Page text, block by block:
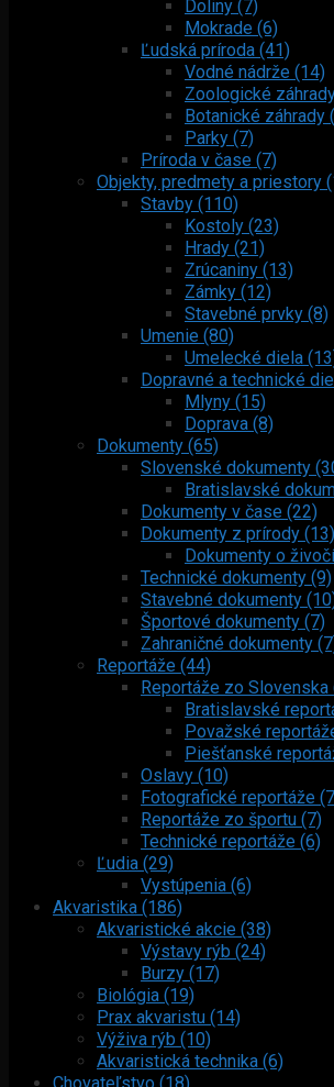
Doliny (7)
Mokrade (6)
Ľudská príroda (41)
Vodné nádrže (14)
Zoologické
Botanické záhrady
Parky (7)
Príroda v čase (7)
Objekty, predmety a priestory
Stavby (110)
Kostoly (23)
Hrady (21)
Zrúcaniny (13)
Zámky (12)
Stavebné prvky (8)
Umenie (80)
Umelecké diela
Dopravné a technické
Mlyny (15)
Doprava (8)
Dokumenty (65)
Slovenské dokumenty
Bratislavské
Dokumenty v čase (22)
Dokumenty z prírody (13)
Dokumenty o
Technické dokumenty (9)
Stavebné dokumenty
Športové dokumenty (7)
Zahraničné dokumenty
Reportáže (44)
Reportáže zo Slovenska
Bratislavské
Považské
Piešťanské
Oslavy (10)
Fotografické reportáže
Reportáže zo športu (7)
Technické reportáže (6)
Ľudia (29)
Vystúpenia (6)
Akvaristika (186)
Akvaristické akcie (38)
Výstavy rýb (24)
Burzy (17)
Biológia (19)
Prax akvaristu (14)
Výživa rýb (10)
Akvaristická technika (6)